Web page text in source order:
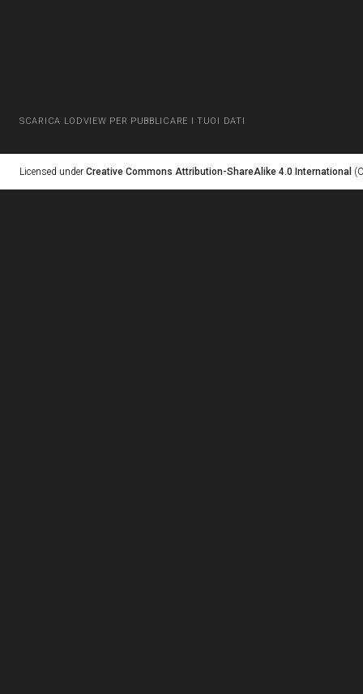
SCARICA LODVIEW PER PUBBLICARE I TUOI DATI
Licensed under Creative Commons Attribution-ShareAlike 4.0 International